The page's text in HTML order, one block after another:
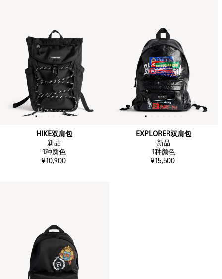
HIKE双肩包
新品
1种颜色
¥10,900
EXPLORER双肩包
新品
1种颜色
¥15,500